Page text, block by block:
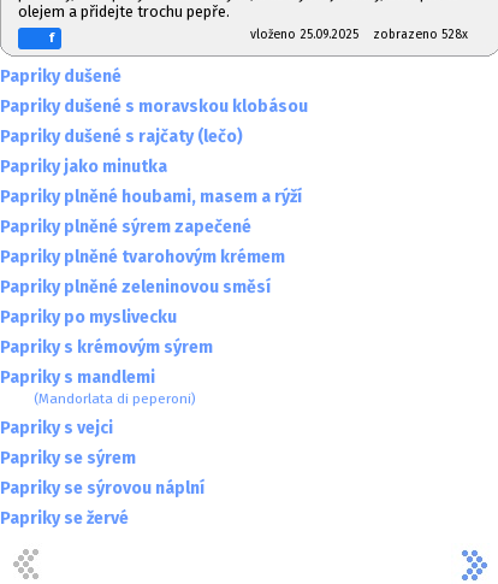
olejem a přidejte trochu pepře.
f vloženo 25.09.2025 zobrazeno 528x
Papriky dušené
Papriky dušené s moravskou klobásou
Papriky dušené s rajčaty (lečo)
Papriky jako minutka
Papriky plněné houbami, masem a rýží
Papriky plněné sýrem zapečené
Papriky plněné tvarohovým krémem
Papriky plněné zeleninovou směsí
Papriky po myslivecku
Papriky s krémovým sýrem
Papriky s mandlemi
(Mandorlata di peperoni)
Papriky s vejci
Papriky se sýrem
Papriky se sýrovou náplní
Papriky se žervé